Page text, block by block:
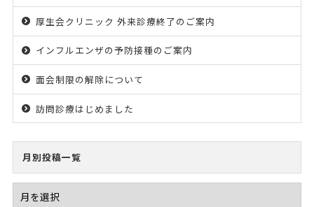
厚生会クリニック 外来診療終了のご案内
インフルエンザの予防接種のご案内
面会制限の解除について
訪問診療はじめました
月別投稿一覧